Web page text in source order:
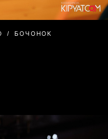
БОЧОНОК